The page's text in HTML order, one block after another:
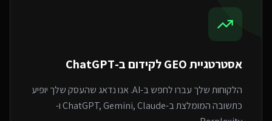
אסטרטגיית GEO ל קידום ב-ChatGPT
הלקוחות שלך עברו לחפש ב-AI. אנו נדאג שהעסק שלך יופיע
כתשובה המומלצת ב-ChatGPT, Gemini, Claude ו-